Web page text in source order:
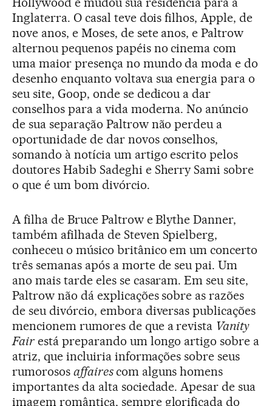
Inglaterra. O casal teve dois filhos, Apple, de
nove anos, e Moses, de sete anos, e Paltrow
alternou pequenos papéis no cinema com
uma maior presença no mundo da moda e do
desenho enquanto voltava sua energia para o
seu site, Goop, onde se dedicou a dar
conselhos para a vida moderna. No anúncio
de sua separação Paltrow não perdeu a
oportunidade de dar novos conselhos,
somando à notícia um artigo escrito pelos
doutores Habib Sadeghi e Sherry Sami sobre
o que é um bom divórcio.
A filha de Bruce Paltrow e Blythe Danner,
também afilhada de Steven Spielberg,
conheceu o músico britânico em um concerto
três semanas após a morte de seu pai. Um
ano mais tarde eles se casaram. Em seu site,
Paltrow não dá explicações sobre as razões
de seu divórcio, embora diversas publicações
mencionem rumores de que a revista Vanity
Fairestá preparando um longo artigo sobre a
atriz, que incluiria informações sobre seus
rumorosos affairescom alguns homens
importantes da alta sociedade. Apesar de sua
imagem romântica, sempre glorificada do